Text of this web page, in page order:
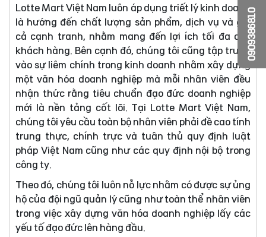
Lotte Mart Việt Nam luôn áp dụng triết lý kinh doanh
là hướng đến chất lượng sản phẩm, dịch vụ và giá
cả cạnh tranh, nhằm mang đến lợi ích tối đa cho
khách hàng. Bên cạnh đó, chúng tôi cũng tập trung
vào sự liêm chính trong kinh doanh nhằm xây dựng
một văn hóa doanh nghiệp mà mỗi nhân viên đều
nhận thức rằng tiêu chuẩn đạo đức doanh nghiệp
mới là nền tảng cốt lõi. Tại Lotte Mart Việt Nam,
chúng tôi yêu cầu toàn bộ nhân viên phải đề cao tính
trung thực, chính trực và tuân thủ quy định luật
pháp Việt Nam cũng như các quy định nội bộ trong
công ty.
Theo đó, chúng tôi luôn nỗ lực nhằm có được sự ủng
hộ của đội ngũ quản lý cũng như toàn thể nhân viên
trong việc xây dựng văn hóa doanh nghiệp lấy các
yếu tố đạo đức lên hàng đầu.
0909386810